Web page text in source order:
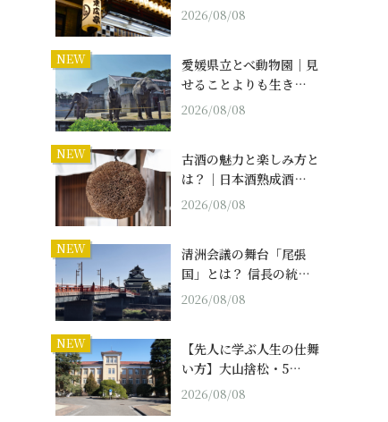
2026/08/08
NEW
愛媛県立とべ動物園｜見
せることよりも生き…
2026/08/08
NEW
古酒の魅力と楽しみ方と
は？｜日本酒熟成酒…
2026/08/08
NEW
清洲会議の舞台「尾張
国」とは？ 信長の統…
2026/08/08
NEW
【先人に学ぶ人生の仕舞
い方】大山捨松・5…
2026/08/08